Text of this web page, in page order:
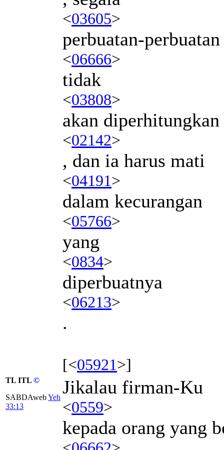
<03605>
perbuatan-
<06666>
tidak
<03808>
akan diperhitungkan
<02142>
, dan ia harus mati
<04191>
dalam kecurangan
<05766>
yang
<0834>
diperbuatnya
<06213>
.
[<05921>]
TL ITL ©
SABDAwebYeh
33:13
Jikalau firman-Ku
<0559>
kepada orang yang